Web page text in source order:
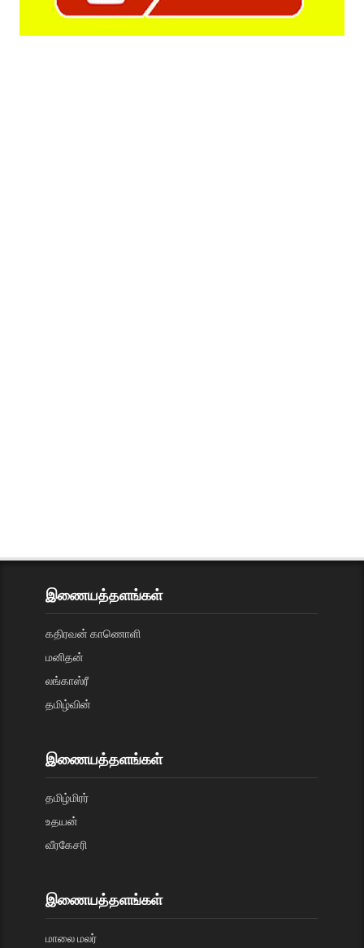
இணையத்தளங்கள்
கதிரவன் காணொளி
மனிதன்
லங்காஸ்ரீ
தமிழ்வின்
இணையத்தளங்கள்
தமிழ்மிரர்
உதயன்
வீரகேசரி
இணையத்தளங்கள்
மாலை மலர்